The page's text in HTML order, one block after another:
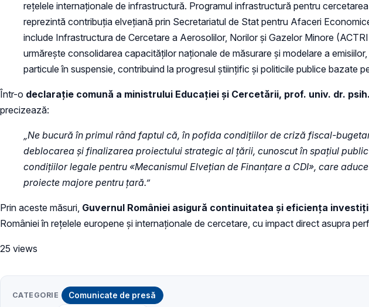
rețelele internaționale de infrastructură. Programul infrastructură pentru
reprezintă contribuția elvețiană prin Secretariatul de Stat pentru Afaceri
include Infrastructura de Cercetare a Aerosolilor, Norilor și Gazelor Minore
urmărește consolidarea capacităților naționale de măsurare și modelare a
particule în suspensie, contribuind la progresul științific și politicile publice bazate
Într-o declarație comună a ministrului Educației și Cercetării, prof. univ. dr.
precizează:
„Ne bucură în primul rând faptul că, în pofida condițiilor de criză fiscal-
deblocarea și finalizarea proiectului strategic al țării, cunoscut în spațiul
condițiilor legale pentru «Mecanismul Elvețian de Finanțare a CDI», care
proiecte majore pentru țară.”
Prin aceste măsuri, Guvernul României asigură continuitatea și eficiența
României în rețelele europene și internaționale de cercetare, cu impact direct asupra
25 views
CATEGORIE Comunicate de presă